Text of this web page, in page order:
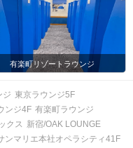
有楽町リゾートラウンジ
ジ 東京ラウンジ5F
ンジ4F 有楽町ラウンジ
クス 新宿/OAK LOUNGE
ンマリエ本社オペラシティ41F